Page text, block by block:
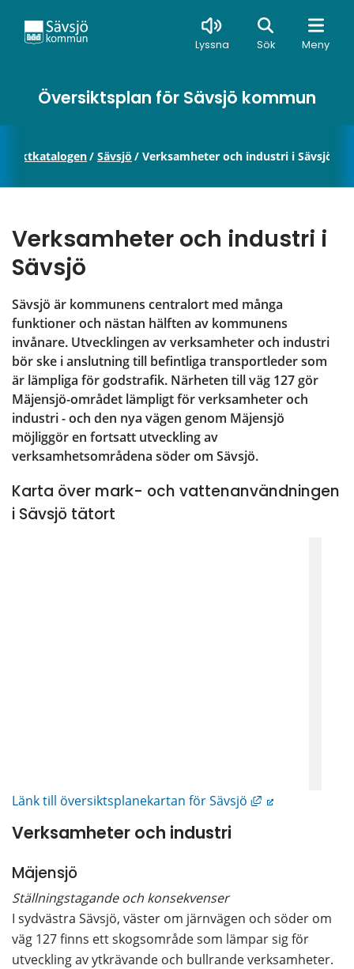
Lyssna Sök Meny
Sök
Översiktsplan för Sävsjö kommun
/ Sävsjö / Verksamheter och industri i Sävsjö
Verksamheter och industri i
Sävsjö
Sävsjö är kommunens centralort med många
funktioner och nästan hälften av kommunens
invånare. Utvecklingen av verksamheter och industri
bör ske i anslutning till befintliga transportleder som
är lämpliga för godstrafik. Närheten till väg 127 gör
Mäjensjö-området lämpligt för verksamheter och
industri - och den nya vägen genom Mäjensjö
möjliggör en fortsatt utveckling av
verksamhetsområdena söder om Sävsjö.
Karta över mark- och vattenanvändningen
i Sävsjö tätort
Länk till översiktsplanekartan för Sävsjö Länk till annan
Verksamheter och industri
Mäjensjö
Ställningstagande och konsekvenser
I sydvästra Sävsjö, väster om järnvägen och söder om
väg 127 finns ett skogsområde som lämpar sig för
utveckling av ytkrävande och bullrande verksamheter.